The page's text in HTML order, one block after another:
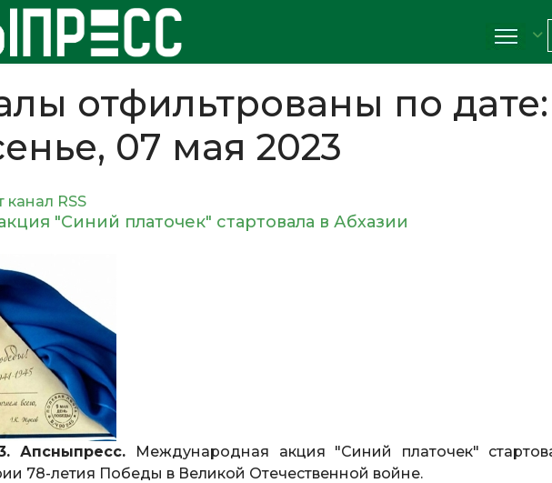
отфильтрованы по дате:
07 мая 2023
канал RSS
"Синий платочек" стартовала в Абхазии
Апсныпресс. Международная акция "Синий платочек"
78-летия Победы в Великой Отечественной войне.